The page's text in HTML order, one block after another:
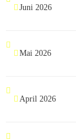
Juni 2026
Mai 2026
April 2026